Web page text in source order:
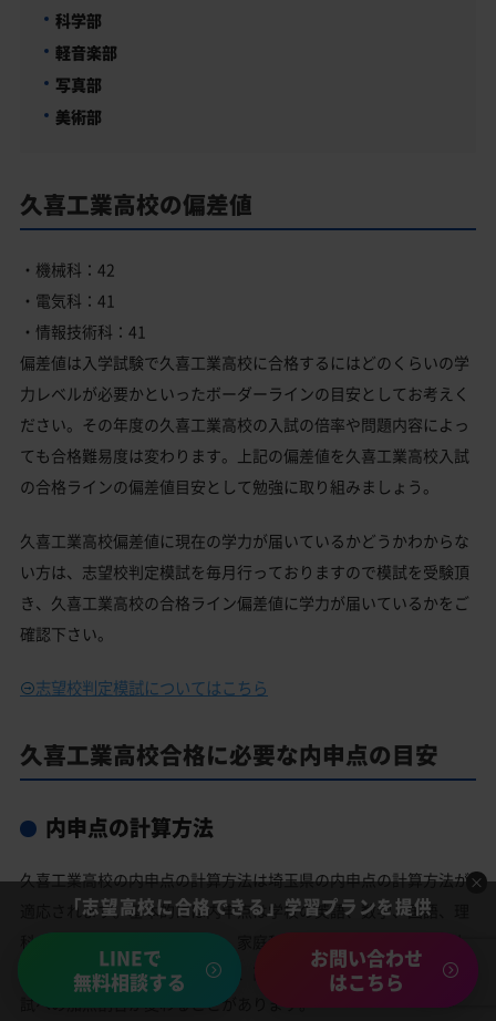
科学部
軽音楽部
写真部
美術部
久喜工業高校の偏差値
・機械科：42
・電気科：41
・情報技術科：41
偏差値は入学試験で久喜工業高校に合格するにはどのくらいの学
力レベルが必要かといったボーダーラインの目安としてお考えく
ださい。その年度の久喜工業高校の入試の倍率や問題内容によっ
ても合格難易度は変わります。上記の偏差値を久喜工業高校入試
の合格ラインの偏差値目安として勉強に取り組みましょう。
久喜工業高校偏差値に現在の学力が届いているかどうかわからな
い方は、志望校判定模試を毎月行っておりますので模試を受験頂
き、久喜工業高校の合格ライン偏差値に学力が届いているかをご
確認下さい。
志望校判定模試についてはこちら
久喜工業高校合格に必要な内申点の目安
内申点の計算方法
久喜工業高校の内申点の計算方法は埼玉県の内申点の計算方法が
適応されます。基本的には内申点は学校の英語、数学、国語、理
科、社会の成績に加えて音楽、家庭科、美術、体育の合計9教科
の成績で決められます。ただし、高校によって、内申点の高校入
試への加点割合が変わることがあります。
「志望高校に合格できる」学習プランを提供
LINEで
無料相談する
お問い合わせ
はこちら